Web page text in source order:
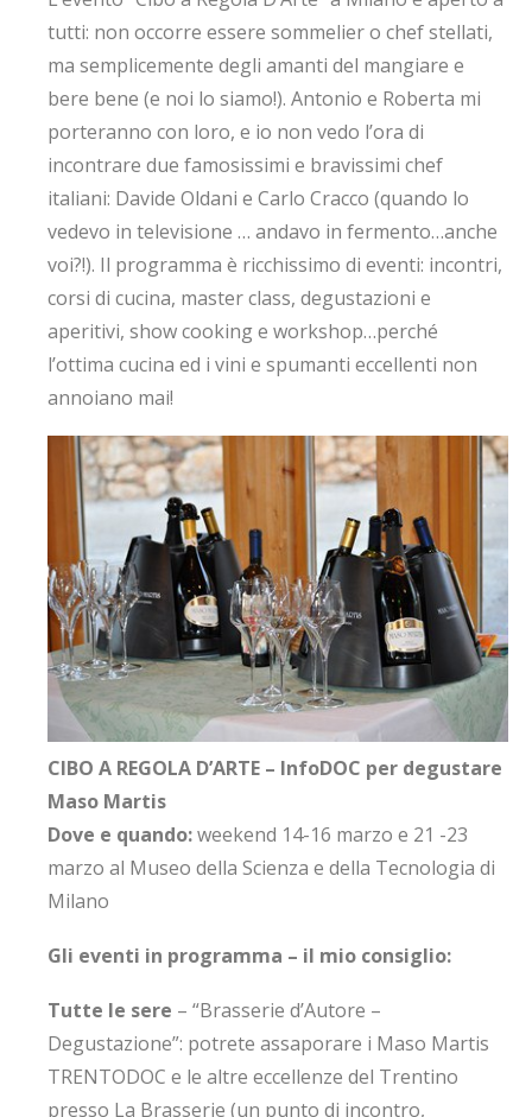
tutti: non occorre essere sommelier o chef stellati,
ma semplicemente degli amanti del mangiare e
bere bene (e noi lo siamo!). Antonio e Roberta mi
porteranno con loro, e io non vedo l’ora di
incontrare due famosissimi e bravissimi chef
italiani: Davide Oldani e Carlo Cracco (quando lo
vedevo in televisione … andavo in fermento…anche
voi?!). Il programma è ricchissimo di eventi: incontri,
corsi di cucina, master class, degustazioni e
aperitivi, show cooking e workshop…perché
l’ottima cucina ed i vini e spumanti eccellenti non
annoiano mai!
CIBO A REGOLA D’ARTE – InfoDOC per degustare
Maso Martis
Dove e quando:weekend 14-16 marzo e 21 -23
marzo al Museo della Scienza e della Tecnologia di
Milano
Gli eventi in programma – il mio consiglio:
Tutte le sere – “Brasserie d’Autore –
Degustazione”: potrete assaporare i Maso Martis
TRENTODOC e le altre eccellenze del Trentino
presso La Brasserie (un punto di incontro,